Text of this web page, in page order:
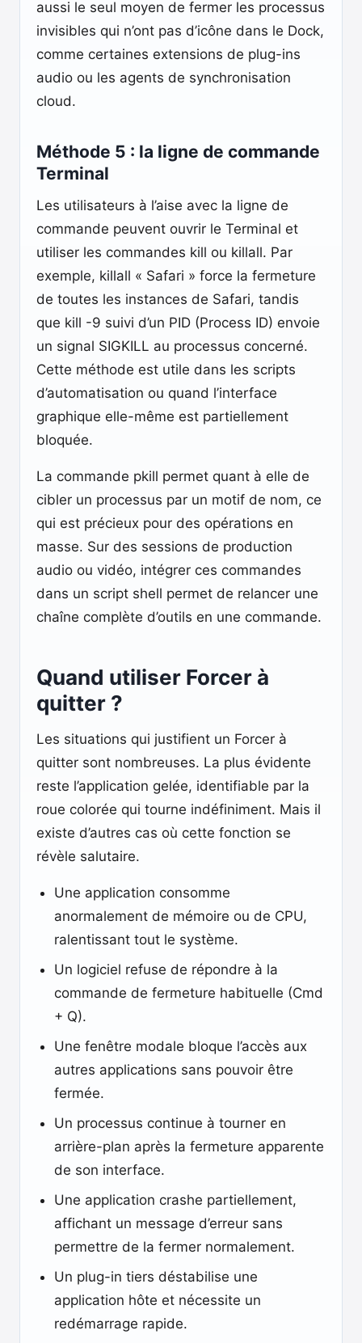
aussi le seul moyen de fermer les processus
invisibles qui n’ont pas d’icône dans le Dock,
comme certaines extensions de plug-ins
audio ou les agents de synchronisation
cloud.
Méthode 5 : la ligne de commande
Terminal
Les utilisateurs à l’aise avec la ligne de
commande peuvent ouvrir le Terminal et
utiliser les commandes kill ou killall. Par
exemple, killall « Safari » force la fermeture
de toutes les instances de Safari, tandis
que kill -9 suivi d’un PID (Process ID) envoie
un signal SIGKILL au processus concerné.
Cette méthode est utile dans les scripts
d’automatisation ou quand l’interface
graphique elle-même est partiellement
bloquée.
La commande pkill permet quant à elle de
cibler un processus par un motif de nom, ce
qui est précieux pour des opérations en
masse. Sur des sessions de production
audio ou vidéo, intégrer ces commandes
dans un script shell permet de relancer une
chaîne complète d’outils en une commande.
Quand utiliser Forcer à
quitter ?
Les situations qui justifient un Forcer à
quitter sont nombreuses. La plus évidente
reste l’application gelée, identifiable par la
roue colorée qui tourne indéfiniment. Mais il
existe d’autres cas où cette fonction se
révèle salutaire.
Une application consomme
anormalement de mémoire ou de CPU,
ralentissant tout le système.
Un logiciel refuse de répondre à la
commande de fermeture habituelle (Cmd
+ Q).
Une fenêtre modale bloque l’accès aux
autres applications sans pouvoir être
fermée.
Un processus continue à tourner en
arrière-plan après la fermeture apparente
de son interface.
Une application crashe partiellement,
affichant un message d’erreur sans
permettre de la fermer normalement.
Un plug-in tiers déstabilise une
application hôte et nécessite un
redémarrage rapide.